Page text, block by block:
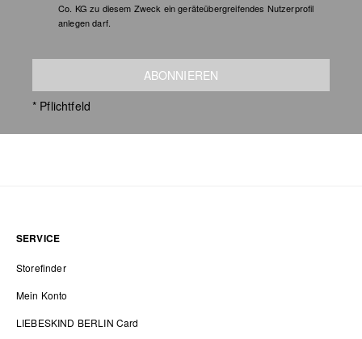
Co. KG zu diesem Zweck ein geräteübergreifendes Nutzerprofil
anlegen darf.
ABONNIEREN
* Pflichtfeld
SERVICE
Storefinder
Mein Konto
LIEBESKIND BERLIN Card